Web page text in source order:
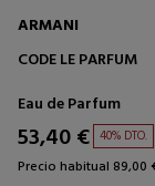
ARMANI
CODE LE PARFUM
Eau de Parfum
53,40 € 40% DTO.
Precio habitual 89,00